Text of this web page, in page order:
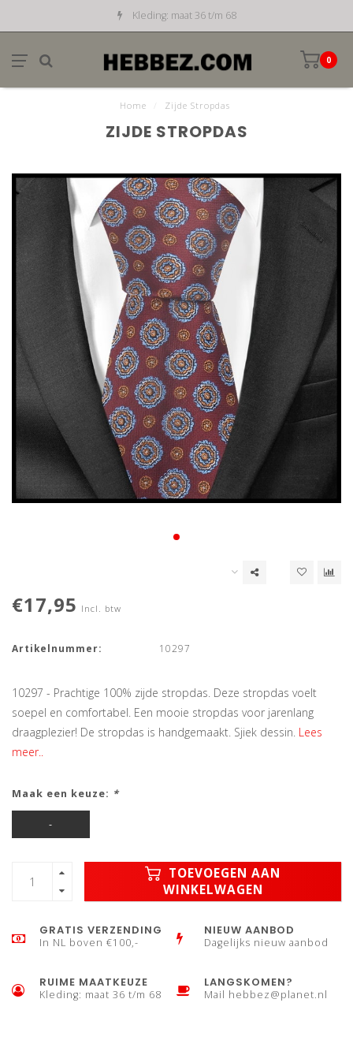
Kleding: maat 36 t/m 68
0
Home Zijde Stropdas
ZIJDE STROPDAS
€17,95 Incl. btw
Artikelnummer: 10297
10297 - Prachtige 100% zijde stropdas. Deze stropdas voelt
soepel en comfortabel. Een mooie stropdas voor jarenlang
draagplezier! De stropdas is handgemaakt. Sjiek dessin. Lees
meer..
Maak een keuze: *
-
TOEVOEGEN AAN
WINKELWAGEN
GRATIS VERZENDING
In NL boven €100,-
NIEUW AANBOD
Dagelijks nieuw aanbod
RUIME MAATKEUZE
Kleding: maat 36 t/m 68
LANGSKOMEN?
Mail hebbez@planet.nl